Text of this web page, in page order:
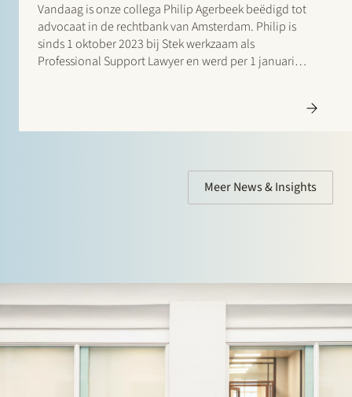
Vandaag is onze collega Philip Agerbeek beëdigd tot
advocaat in de rechtbank van Amsterdam. Philip is
sinds 1 oktober 2023 bij Stek werkzaam als
Professional Support Lawyer en werd per 1 januari
Meer News & Insights